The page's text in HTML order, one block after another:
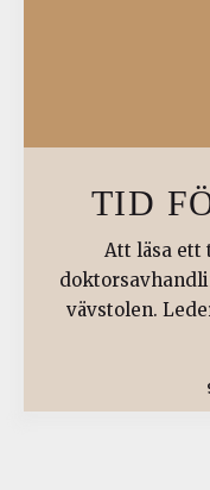
TID
Att läsa ett
vävstolen.